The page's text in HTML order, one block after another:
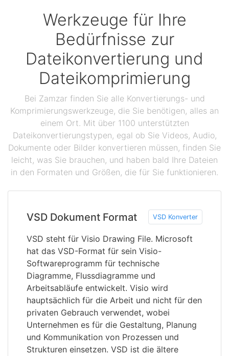
Werkzeuge für Ihre
Bedürfnisse zur
Dateikonvertierung und
Dateikomprimierung
Bei Zamzar finden Sie alle Konvertierungs- und
Komprimierungswerkzeuge, die Sie benötigen, alles an
einem Ort. Mit über 1100 unterstützten
Dateikonvertierungstypen, egal ob Sie Videos, Audio,
Dokumente oder Bilder konvertieren müssen, finden Sie
leicht, was Sie brauchen, und haben bald Ihre Dateien
in den Formaten und Größen, die für Sie funktionieren.
VSD Dokument Format VSD Konverter
VSD steht für Visio Drawing File. Microsoft
hat das VSD-Format für sein Visio-
Softwareprogramm für technische
Diagramme, Flussdiagramme und
Arbeitsabläufe entwickelt. Visio wird
hauptsächlich für die Arbeit und nicht für den
privaten Gebrauch verwendet, wobei
Unternehmen es für die Gestaltung, Planung
und Kommunikation von Prozessen und
Strukturen einsetzen. VSD ist die ältere